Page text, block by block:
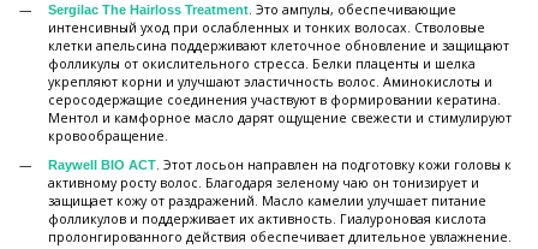
Sergilac The Hairloss Treatment. Это ампулы, обеспечивающие
интенсивный уход при ослабленных и тонких волосах. Стволовые
клетки апельсина поддерживают клеточное обновление и защищают
фолликулы от окислительного стресса. Белки плаценты и шелка
укрепляют корни и улучшают эластичность волос. Аминокислоты и
серосодержащие соединения участвуют в формировании кератина.
Ментол и камфорное масло дарят ощущение свежести и стимулируют
кровообращение.
Raywell BIO ACT . Этот лосьон направлен на подготовку кожи головы к
активному росту волос. Благодаря зеленому чаю он тонизирует и
защищает кожу от раздражений. Масло камелии улучшает питание
фолликулов и поддерживает их активность. Гиалуроновая кислота
пролонгированного действия обеспечивает длительное увлажнение.